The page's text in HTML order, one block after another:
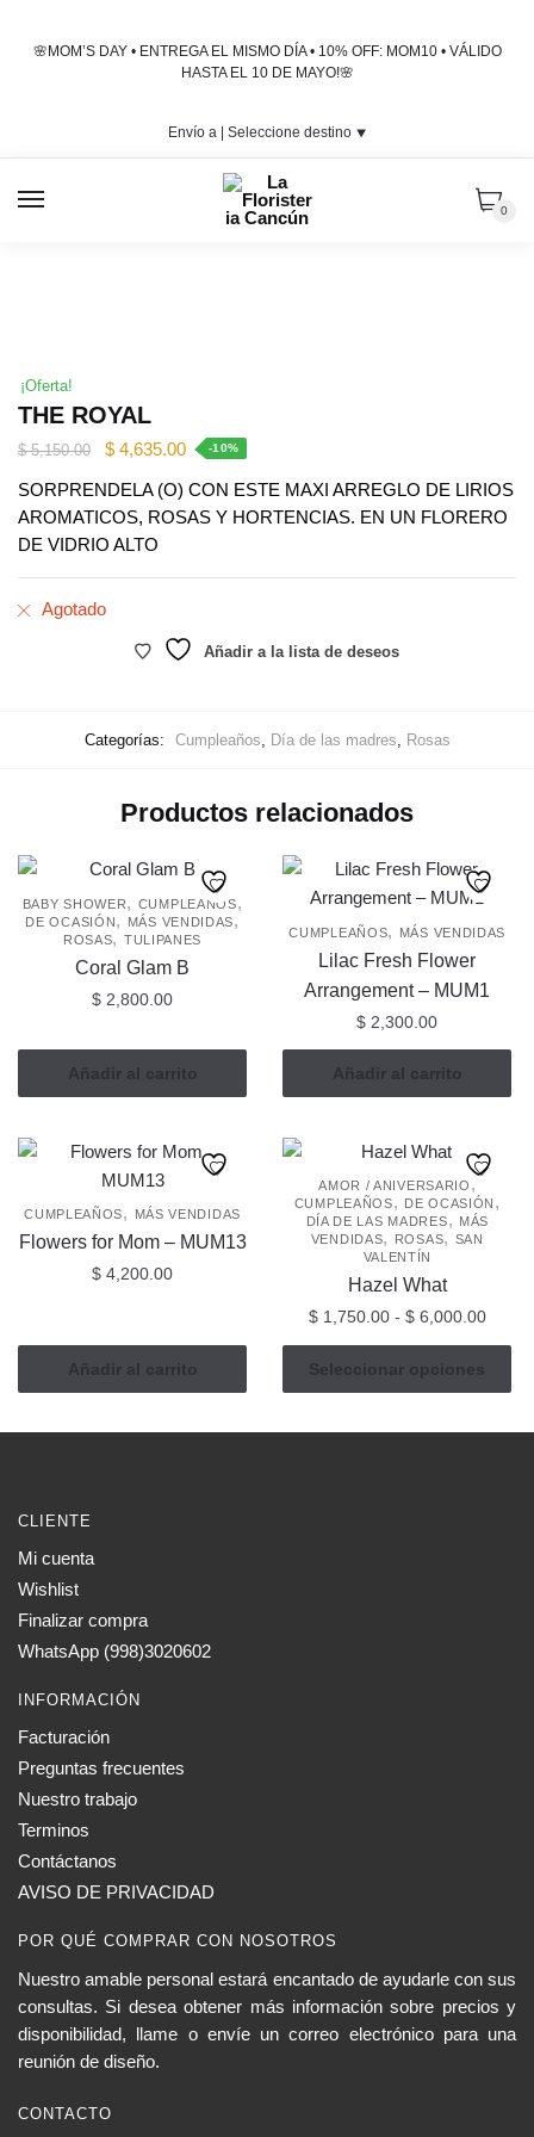
🌸MOM’S DAY • ENTREGA EL MISMO DÍA • 10% OFF: MOM10 • VÁLIDO
HASTA EL 10 DE MAYO!🌸
Envío a | Seleccione destino⯆
0
¡Oferta!
THE ROYAL
$5,150.00
Original
was:
$ 5,150.00.
$ 4,635.00Current
is:
$ 4,635.00.
-10%
SORPRENDELA (O) CON ESTE MAXI ARREGLO DE LIRIOS
AROMATICOS, ROSAS Y HORTENCIAS. EN UN FLORERO
DE VIDRIO ALTO
Agotado
Añadir a la lista de deseos
Categorías: Cumpleaños, Día de las madres, Rosas
Productos relacionados
BABY SHOWER, CUMPLEAÑOS,
DE OCASIÓN, MÁS VENDIDAS,
ROSAS, TULIPANES
Coral Glam B
$ 2,800.00
Añadir al carrito
CUMPLEAÑOS, MÁS VENDIDAS
Lilac Fresh Flower
Arrangement – MUM1
$ 2,300.00
Añadir al carrito
CUMPLEAÑOS, MÁS VENDIDAS
Flowers for Mom – MUM13
$ 4,200.00
Añadir al carrito
AMOR / ANIVERSARIO ,
CUMPLEAÑOS, DE OCASIÓN ,
DÍA DE LAS MADRES, MÁS
VENDIDAS, ROSAS, SAN
VALENTÍN
Hazel What
$1,750.00 - $6,000.00Rango
de
desde
Seleccionar opciones
producto
CLIENTE
Mi cuenta
Wishlist
Finalizar compra
WhatsApp (998)3020602
INFORMACIÓN
Facturación
Preguntas frecuentes
Nuestro trabajo
Terminos
Contáctanos
AVISO DE PRIVACIDAD
POR QUÉ COMPRAR CON NOSOTROS
Nuestro amable personal estará encantado de ayudarle con sus
consultas. Si desea obtener más información sobre precios y
disponibilidad, llame o envíe un correo electrónico para una
reunión de diseño.
CONTACTO